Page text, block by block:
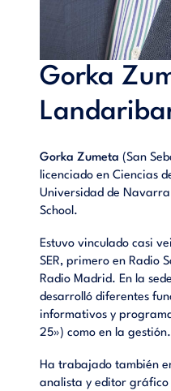
Gorka
Gorka Zumeta(San
licenciado en Ciencias
Universidad de Navarra
School.
Estuvo vinculado casi
SER, primero en Radio
Radio Madrid. En la
desarrolló diferentes
informativos y
25») como en la gestión.
Ha trabajado también
analista y editor gráfico